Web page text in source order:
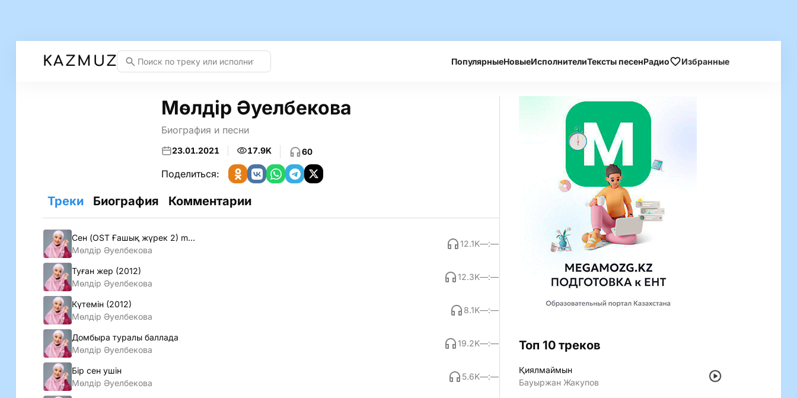
KAZMUZ ПопулярныеНовыеИсполнителиТексты песенРадио Избранные
Мөлдiр Әуелбекова
Биография и песни
23.01.2021 17.9K 60
Поделиться:
Треки Биография Комментарии
Сен (OST Ғашық жүрек 2) mp3
Мөлдiр Әуелбекова
12.1K—:—
Туған жер (2012)
Мөлдiр Әуелбекова
12.3K—:—
Күтемiн (2012)
Мөлдiр Әуелбекова
8.1K—:—
Домбыра туралы баллада
Мөлдiр Әуелбекова
19.2K—:—
Бiр сен ушiн
Мөлдiр Әуелбекова
5.6K—:—
Топ 10 треков
Қиялмаймын
Бауыржан Жакупов